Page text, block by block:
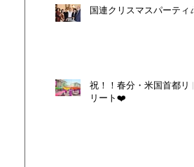
国連クリスマスパーティ🎉
祝！！春分・米国首都リト
リート❤️